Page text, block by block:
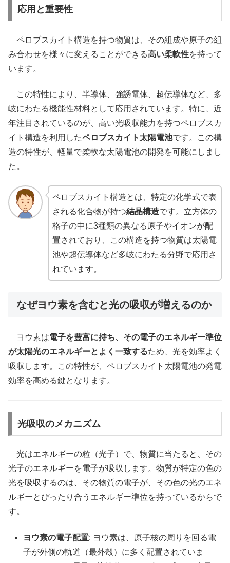
応用と重要性
ペロブスカイト構造を持つ物質は、その組成や原子の組
み合わせを様々に変えることができる高い柔軟性を持って
います。
この特性により、半導体、強誘電体、超伝導体など、多
岐にわたる機能性材料として応用されています。特に、近
年注目されているのが、高い光吸収能力を持つペロブスカ
イト構造を利用したペロブスカイト太陽電池です。この構
造の特性が、軽量で柔軟な太陽電池の開発を可能にしまし
た。
ペロブスカイト構造とは、特定の化学式で表
される化合物が持つ結晶構造です。立方体の
格子の中に3種類の異なる原子やイオンが配
置されており、この構造を持つ物質は太陽電
池や超伝導体など多岐にわたる分野で応用さ
れています。
なぜヨウ素を含むと光の吸収が増えるのか
ヨウ素は電子を豊富に持ち、その電子のエネルギー準位
が太陽光のエネルギーとよく一致するため、光を効率よく
吸収します。この特性が、ペロブスカイト太陽電池の発電
効率を高める鍵となります。
光吸収のメカニズム
光はエネルギーの粒（光子）で、物質に当たると、その
光子のエネルギーを電子が吸収します。物質が特定の色の
光を吸収するのは、その物質の電子が、その色の光のエネ
ルギーとぴったり合うエネルギー準位を持っているからで
す。
ヨウ素の電子配置: ヨウ素は、原子核の周りを回る電
子が外側の軌道（最外殻）に多く配置されていま